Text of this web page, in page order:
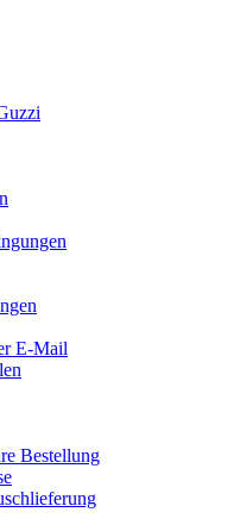
E-Mail
Bestellung